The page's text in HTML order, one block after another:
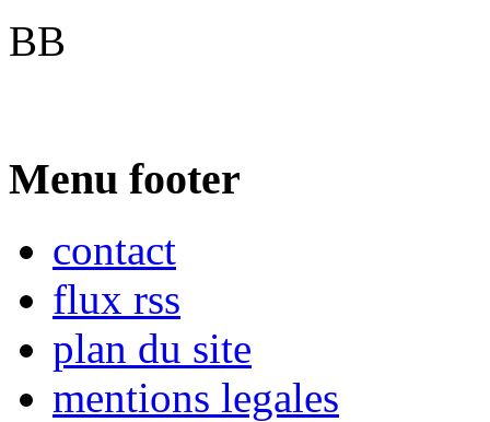
BB
Menu footer
contact
flux rss
plan du site
mentions legales